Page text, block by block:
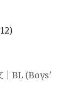
｜BL (Boys'